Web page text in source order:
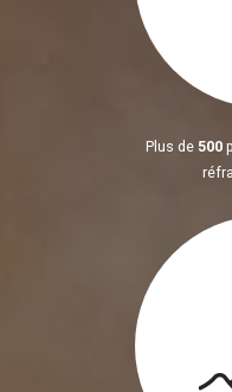
Plus de 500